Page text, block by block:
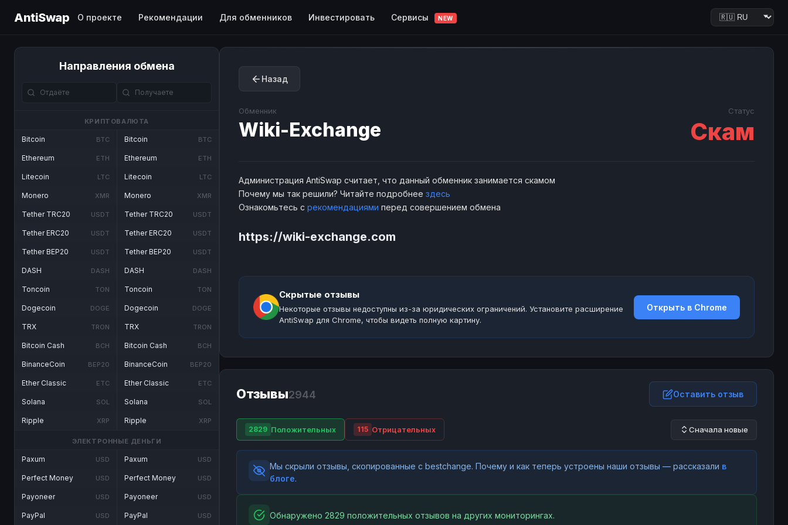
AntiSwap О проекте Рекомендации Для обменников Инвестировать Сервисы NEW
Направления обмена
КРИПТОВАЛЮТА
Bitcoin BTC
Ethereum ETH
Litecoin LTC
Monero XMR
Tether TRC20 USDT
Tether ERC20 USDT
Tether BEP20 USDT
DASH DASH
Toncoin TON
Dogecoin DOGE
TRX TRON
Bitcoin Cash BCH
BinanceCoin BEP20
Ether Classic ETC
Solana SOL
Ripple XRP
Bitcoin BTC
Ethereum ETH
Litecoin LTC
Monero XMR
Tether TRC20 USDT
Tether ERC20 USDT
Tether BEP20 USDT
DASH DASH
Toncoin TON
Dogecoin DOGE
TRX TRON
Bitcoin Cash BCH
BinanceCoin BEP20
Ether Classic ETC
Solana SOL
Ripple XRP
ЭЛЕКТРОННЫЕ ДЕНЬГИ
Paxum USD
Perfect Money USD
Payoneer USD
PayPal USD
Paxum USD
Perfect Money USD
Payoneer USD
PayPal USD
Назад
Обменник
Wiki-Exchange
Статус
Скам
Администрация AntiSwap считает, что данный обменник занимается скамом
Почему мы так решили? Читайте подробнее здесь
Ознакомьтесь с рекомендациями перед совершением обмена
https://wiki-exchange.com
Скрытые отзывы
Некоторые отзывы недоступны из-за юридических ограничений. Установите расширение
AntiSwap для Chrome, чтобы видеть полную картину.
Открыть в Chrome
Отзывы2944 Оставить отзыв
2829 Положительных 115 Отрицательных Сначала новые
Мы скрыли отзывы, скопированные с bestchange. Почему и как теперь устроены наши отзывы — рассказали в
блоге.
Обнаружено 2829 положительных отзывов на других мониторингах.